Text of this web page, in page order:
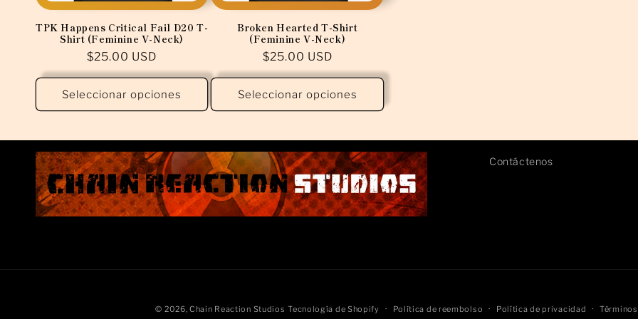
TPK Happens Critical Fail D20 T-
Shirt (Feminine V-Neck)
Precio
habitual
$25.00 USD
Seleccionar opciones
Broken Hearted T-Shirt
(Feminine V-Neck)
Precio
habitual
$25.00 USD
Seleccionar opciones
Contáctenos
© 2026,Chain Reaction Studios Tecnología de Shopify Política de reembolso Política de privacidad